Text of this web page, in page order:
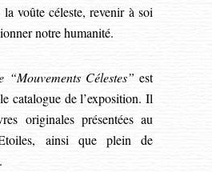
voûte céleste, revenir à soi
notre humanité.
“Mouvements Célestes” est
catalogue de l’exposition. Il
originales présentées au
ainsi que plein de